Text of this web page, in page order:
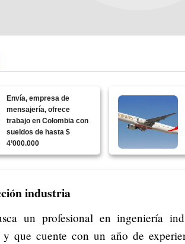
Envía, empresa de
mensajería, ofrece
trabajo en Colombia con
sueldos de hasta $
4’000.000
industria
un profesional en ingeniería
que cuente con un año de